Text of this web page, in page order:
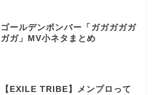
ゴールデンボンバー「ガガガガガ
ガガ」MV小ネタまとめ
【EXILE TRIBE】メンプロって